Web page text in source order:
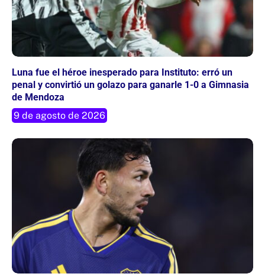
Luna fue el héroe inesperado para Instituto: erró un
penal y convirtió un golazo para ganarle 1-0 a Gimnasia
de Mendoza
9 de agosto de 2026